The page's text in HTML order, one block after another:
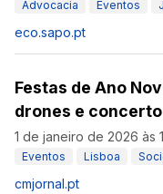
Advocacia Eventos
eco.sapo.pt
Festas de Ano
drones e
1 de janeiro de 2026 às
Eventos Lisboa
cmjornal.pt